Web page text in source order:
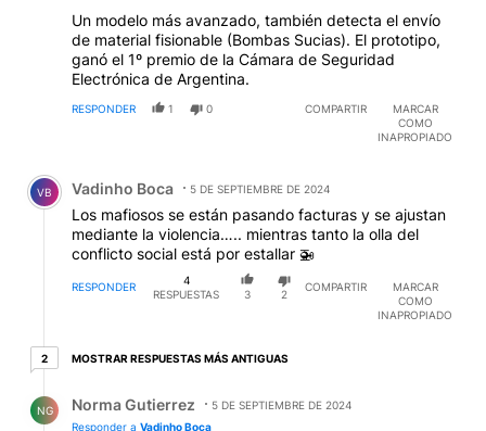
Un modelo más avanzado, también detecta el envío
de material fisionable (Bombas Sucias). El prototipo,
ganó el 1º premio de la Cámara de Seguridad
Electrónica de Argentina.
RESPONDER 1 0 COMPARTIR
MARCAR
COMO
INAPROPIADO
Comentario de Vadinho Boca.
VB Vadinho Boca 5 DE SEPTIEMBRE DE 2024
Los mafiosos se están pasando facturas y se ajustan
mediante la violencia….. mientras tanto la olla del
conflicto social está por estallar 🚁
RESPONDER
4
RESPUESTAS
3 2
COMPARTIR
MARCAR
COMO
INAPROPIADO
22 respuestas más antiguas
MOSTRAR RESPUESTAS MÁS ANTIGUAS
NG Norma Gutierrez
5 DE SEPTIEMBRE DE 2024
Responder a Vadinho Boca